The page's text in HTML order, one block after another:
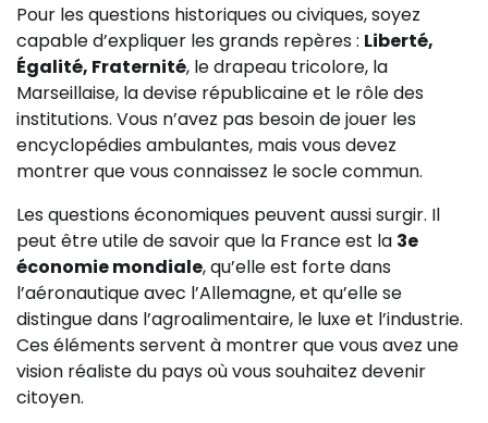
Pour les questions historiques ou civiques, soyez
capable d’expliquer les grands repères : Liberté,
Égalité, Fraternité, le drapeau tricolore, la
Marseillaise, la devise républicaine et le rôle des
institutions. Vous n’avez pas besoin de jouer les
encyclopédies ambulantes, mais vous devez
montrer que vous connaissez le socle commun.
Les questions économiques peuvent aussi surgir. Il
peut être utile de savoir que la France est la 3e
économie mondiale, qu’elle est forte dans
l’aéronautique avec l’Allemagne, et qu’elle se
distingue dans l’agroalimentaire, le luxe et l’industrie.
Ces éléments servent à montrer que vous avez une
vision réaliste du pays où vous souhaitez devenir
citoyen.